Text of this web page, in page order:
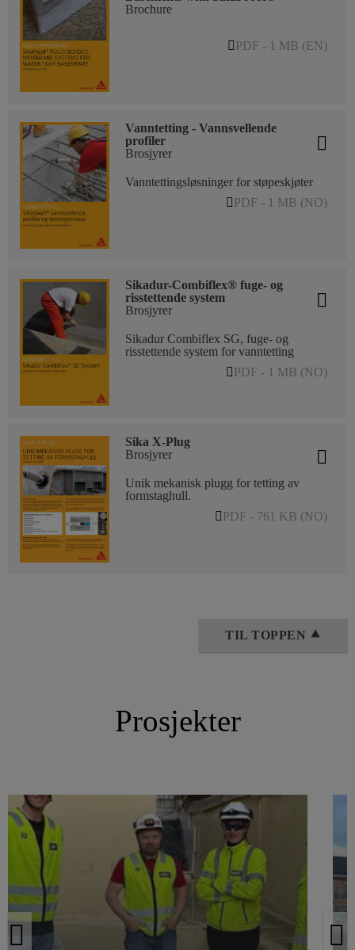
Brochure
PDF - 1 MB (EN)
Vanntetting - Vannsvellende
profiler
Brosjyrer
Vanntettingsløsninger for støpeskjøter
PDF - 1 MB (NO)
Sikadur-Combiflex® fuge- og
risstettende system
Brosjyrer
Sikadur Combiflex SG, fuge- og
risstettende system for vanntetting
PDF - 1 MB (NO)
Sika X-Plug
Brosjyrer
Unik mekanisk plugg for tetting av
formstaghull.
PDF - 761 KB (NO)
TIL TOPPEN ⯅
Prosjekter